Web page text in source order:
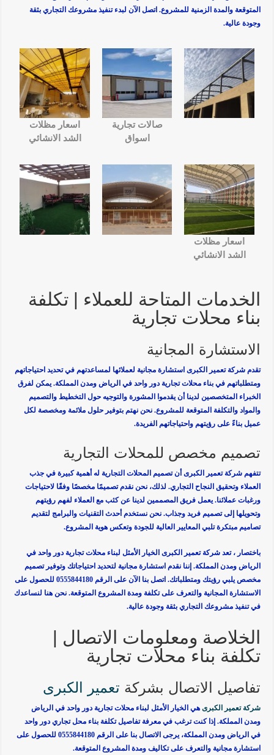
المتوقعة والمدة الزمنية للمشروع. اتصل الآن لبدء تنفيذ مشروعك التجاري بثقة
وجودة عالية.
صالات تجارية
اسواق
اسعار مظلات
الشد الانشائي
اسعار مظلات
الشد الانشائي
الخدمات المتاحة للعملاء | تكلفة
بناء محلات تجارية
الاستشارة المجانية
تقدم شركة تعمير الكبرى استشارة مجانية لعملائها لمساعدتهم في تحديد احتياجاتهم
ومتطلباتهم في بناء محلات تجارية دور واحد في الرياض ومدن المملكة. يمكن لفرق
الخبراء المتخصصين لدينا أن يقدموا المشورة والتوجيه حول التخطيط والتصميم
والمواد والتكلفة المتوقعة للمشروع. نحن نهتم بتوفير حلول ملائمة ومخصصة لكل
عميل بناءً على رؤيتهم واحتياجاتهم الفريدة.
تصميم مخصص للمحلات التجارية
تتفهم شركة تعمير الكبرى أن تصميم المحلات التجارية له أهمية كبيرة في جذب
العملاء وتحقيق النجاح التجاري. لذلك، نحن نقدم تصميمًا مخصصًا وفقًا لاحتياجات
ورغبات عملائنا. يعمل فريق المصممين لدينا عن كثب مع العملاء لفهم رؤيتهم
وتحويلها إلى تصميم فريد وجذاب. نحن نستخدم أحدث التقنيات والبرامج لتقديم
تصاميم مبتكرة تلبي المعايير العالية للجودة وتعكس هوية المشروع.
باختصار ، تعد شركة تعمير الكبرى الخيار الأمثل لبناء محلات تجارية دور واحد في
الرياض ومدن المملكة. إننا نقدم استشارة مجانية لتحديد احتياجاتك وتوفير تصميم
مخصص يلبي رؤيتك ومتطلباتك. اتصل بنا الآن على الرقم 0555844180 للحصول على
الاستشارة المجانية والتعرف على تكلفة ومدة المشروع المتوقعة. نحن هنا لنساعدك
في تنفيذ مشروعك التجاري بثقة وجودة عالية.
الخلاصة ومعلومات الاتصال |
تكلفة بناء محلات تجارية
تفاصيل الاتصال بشركة تعمير الكبرى
شركة تعمير الكبرى هي الخيار الأمثل لبناء محلات تجارية دور واحد في الرياض
ومدن المملكة. إذا كنت ترغب في معرفة تفاصيل تكلفة بناء محل تجاري دور واحد
في الرياض ومدن المملكة، يرجى الاتصال بنا على الرقم 0555844180 للحصول على
استشارة مجانية والتعرف على تكاليف ومدة المشروع المتوقعة.